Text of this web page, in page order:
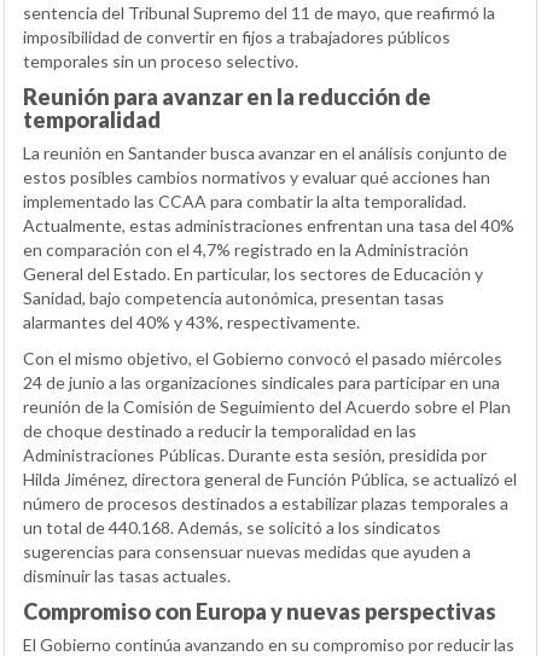
sentencia del Tribunal Supremo del 11 de mayo, que reafirmó la
imposibilidad de convertir en fijos a trabajadores públicos
temporales sin un proceso selectivo.
Reunión para avanzar en la reducción de
temporalidad
La reunión en Santander busca avanzar en el análisis conjunto de
estos posibles cambios normativos y evaluar qué acciones han
implementado las CCAA para combatir la alta temporalidad.
Actualmente, estas administraciones enfrentan una tasa del 40%
en comparación con el 4,7% registrado en la Administración
General del Estado. En particular, los sectores de Educación y
Sanidad, bajo competencia autonómica, presentan tasas
alarmantes del 40% y 43%, respectivamente.
Con el mismo objetivo, el Gobierno convocó el pasado miércoles
24 de junio a las organizaciones sindicales para participar en una
reunión de la Comisión de Seguimiento del Acuerdo sobre el Plan
de choque destinado a reducir la temporalidad en las
Administraciones Públicas. Durante esta sesión, presidida por
Hilda Jiménez, directora general de Función Pública, se actualizó el
número de procesos destinados a estabilizar plazas temporales a
un total de 440.168. Además, se solicitó a los sindicatos
sugerencias para consensuar nuevas medidas que ayuden a
disminuir las tasas actuales.
Compromiso con Europa y nuevas perspectivas
El Gobierno continúa avanzando en su compromiso por reducir las